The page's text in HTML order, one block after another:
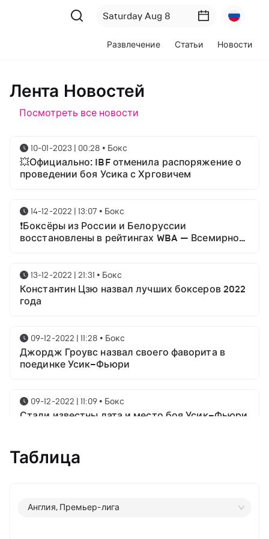
Развлечение Статьи Новости
Лента Новостей
Посмотреть все новости
10-01-2023 | 00:28 • Бокс
💥Официально: IBF отменила распоряжение о
проведении боя Усика с Хрговичем
14-12-2022 | 13:07 • Бокс
❗Боксёры из России и Белоруссии
восстановлены в рейтингах WBA — Всемирной
13-12-2022 | 21:31 • Бокс
Константин Цзю назвал лучших боксеров 2022
года
09-12-2022 | 11:28 • Бокс
Джордж Гроувс назвал своего фаворита в
поединке Усик–Фьюри
09-12-2022 | 11:09 • Бокс
Стали известны дата и место боя Усик–Фьюри
25-10-2022 | 19:08
TalkSport: Фьюри - Усик пройдет в марте 2023
18-10-2022 | 22:22 •Бокс
Таблица
Англия, Премьер-лига